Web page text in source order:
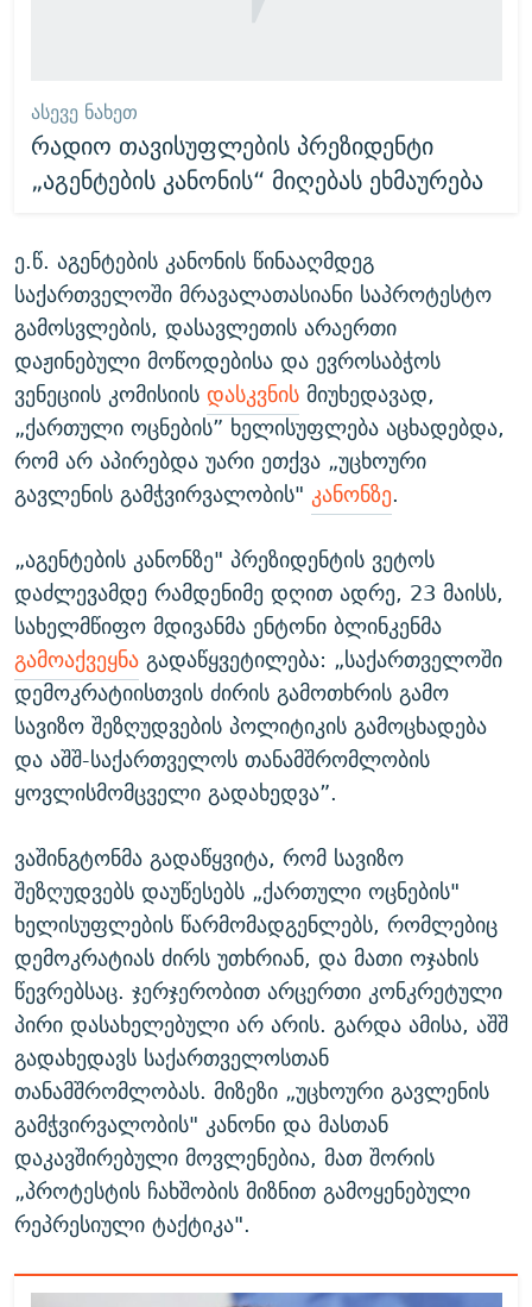
ᲐᲡᲔᲕᲔ ᲜᲐᲮᲔᲗ
რადიო თავისუფლების პრეზიდენტი
„აგენტების კანონის“ მიღებას ეხმაურება
ე.წ. აგენტების კანონის წინააღმდეგ
საქართველოში მრავალათასიანი საპროტესტო
გამოსვლების, დასავლეთის არაერთი
დაჟინებული მოწოდებისა და ევროსაბჭოს
ვენეციის კომისიისდასკვნისმიუხედავად,
„ქართული ოცნების” ხელისუფლება აცხადებდა,
რომ არ აპირებდა უარი ეთქვა „უცხოური
გავლენის გამჭვირვალობის" კანონზე.
„აგენტების კანონზე" პრეზიდენტის ვეტოს
დაძლევამდე რამდენიმე დღით ადრე, 23 მაისს,
სახელმწიფო მდივანმა ენტონი ბლინკენმა
გამოაქვეყნაგადაწყვეტილება: „საქართველოში
დემოკრატიისთვის ძირის გამოთხრის გამო
სავიზო შეზღუდვების პოლიტიკის გამოცხადება
და აშშ-საქართველოს თანამშრომლობის
ყოვლისმომცველი გადახედვა”.
ვაშინგტონმა გადაწყვიტა, რომ სავიზო
შეზღუდვებს დაუწესებს „ქართული ოცნების"
ხელისუფლების წარმომადგენლებს, რომლებიც
დემოკრატიას ძირს უთხრიან, და მათი ოჯახის
წევრებსაც. ჯერჯერობით არცერთი კონკრეტული
პირი დასახელებული არ არის. გარდა ამისა, აშშ
გადახედავს საქართველოსთან
თანამშრომლობას. მიზეზი „უცხოური გავლენის
გამჭვირვალობის" კანონი და მასთან
დაკავშირებული მოვლენებია, მათ შორის
„პროტესტის ჩახშობის მიზნით გამოყენებული
რეპრესიული ტაქტიკა".